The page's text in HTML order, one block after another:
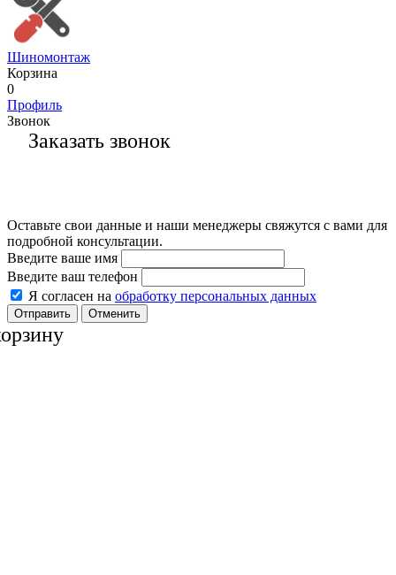
Шиномонтаж
Корзина
0
Профиль
Звонок
Заказать звонок
Оставьте свои данные и наши менеджеры свяжутся с вами для
подробной консультации.
Введите ваше имя
Введите ваш телефон
Я согласен на обработку персональных данных
Отменить